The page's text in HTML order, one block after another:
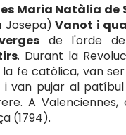
Maria Natàlia de
Josepa) Vanot i
de l'orde
. Durant la
la fe catòlica, van
i van pujar al
A
(1794).